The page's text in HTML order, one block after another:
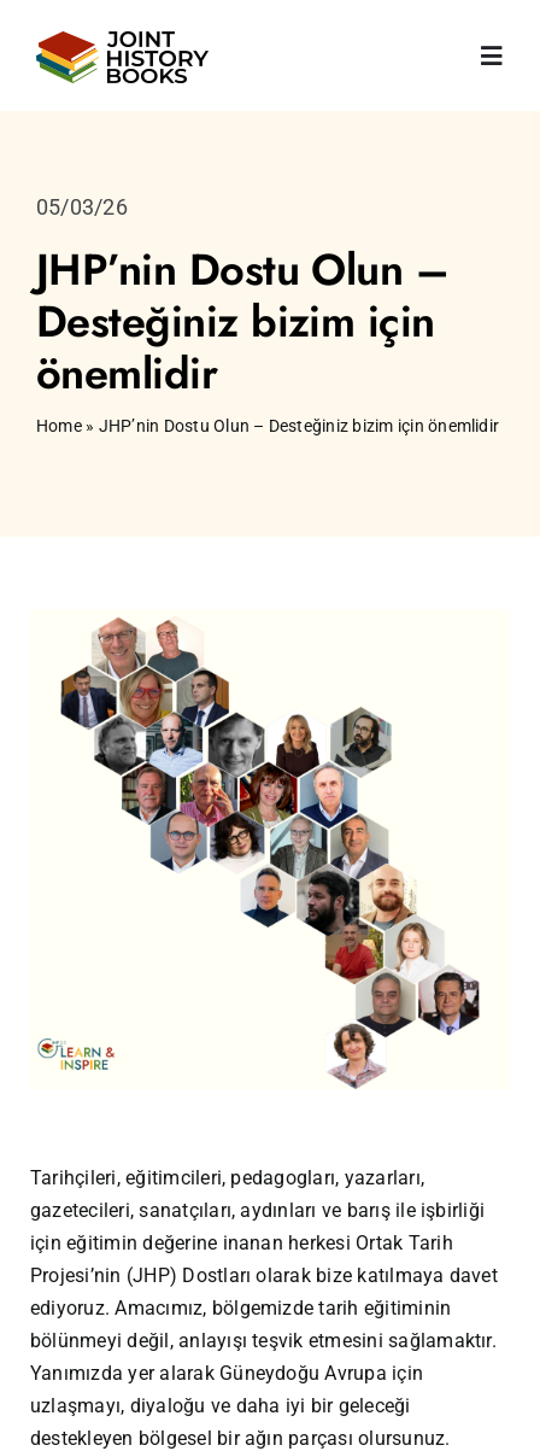
content
Haberler
Kitaplar
Arkadaşimiz ol
Türkçe
05/03/26
JHP’nin Dostu Olun –
Desteğiniz bizim için
önemlidir
Home» JHP’nin Dostu Olun – Desteğiniz bizim için önemlidir
Tarihçileri, eğitimcileri, pedagogları, yazarları,
gazetecileri, sanatçıları, aydınları ve barış ile işbirliği
için eğitimin değerine inanan herkesi Ortak Tarih
Projesi’nin (JHP) Dostları olarak bize katılmaya davet
ediyoruz. Amacımız, bölgemizde tarih eğitiminin
bölünmeyi değil, anlayışı teşvik etmesini sağlamaktır.
Yanımızda yer alarak Güneydoğu Avrupa için
uzlaşmayı, diyaloğu ve daha iyi bir geleceği
destekleyen bölgesel bir ağın parçası olursunuz.